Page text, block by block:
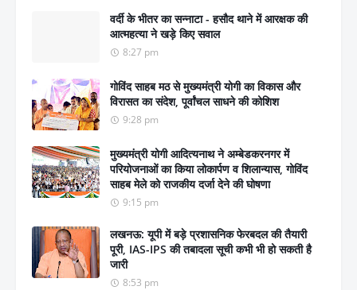
वर्दी के भीतर का सन्नाटा - हसौद थाने में आरक्षक की
आत्महत्या ने खड़े किए सवाल
8:27 pm
गोविंद साहब मठ से मुख्यमंत्री योगी का विकास और
विरासत का संदेश, पूर्वांचल साधने की कोशिश
9:28 pm
मुख्यमंत्री योगी आदित्यनाथ ने अम्बेडकरनगर में
परियोजनाओं का किया लोकार्पण व शिलान्यास, गोविंद
साहब मेले को राजकीय दर्जा देने की घोषणा
9:15 pm
लखनऊ: यूपी में बड़े प्रशासनिक फेरबदल की तैयारी
पूरी, IAS-IPS की तबादला सूची कभी भी हो सकती है
जारी
8:53 pm